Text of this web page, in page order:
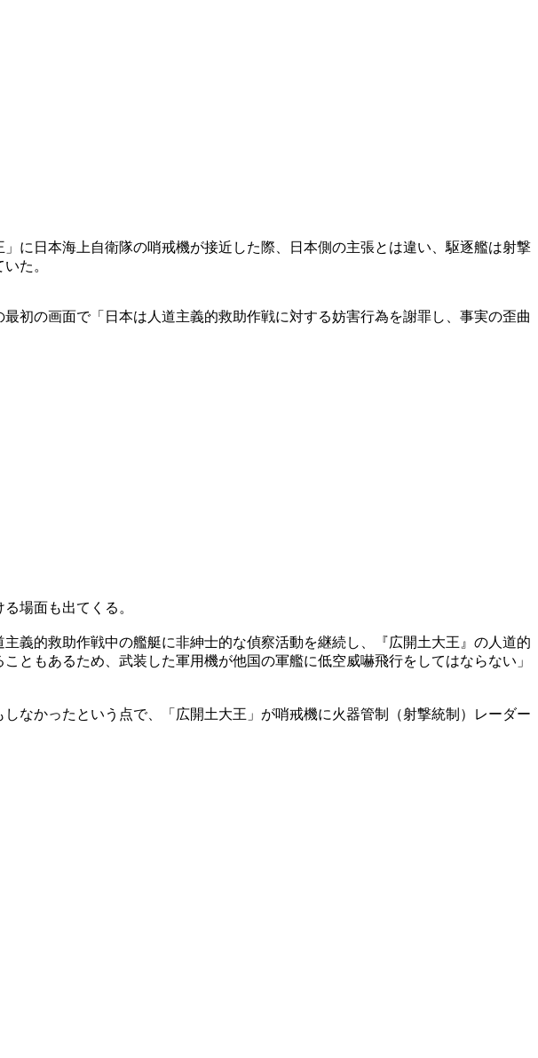
に日本海上自衛隊の哨戒機が接近した際、日本側の主張とは違い、駆逐艦は射撃
た。
初の画面で「日本は人道主義的救助作戦に対する妨害行為を謝罪し、事実の歪曲
場面も出てくる。
義的救助作戦中の艦艇に非紳士的な偵察活動を継続し、『広開土大王』の人道的
ともあるため、武装した軍用機が他国の軍艦に低空威嚇飛行をしてはならない」
なかったという点で、「広開土大王」が哨戒機に火器管制（射撃統制）レーダー